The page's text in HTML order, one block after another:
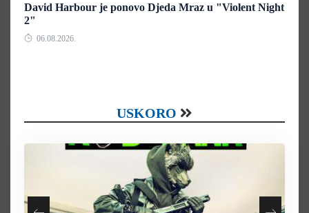
David Harbour je ponovo Djeda Mraz u "Violent Night
2"
06.08.2026.
USKORO